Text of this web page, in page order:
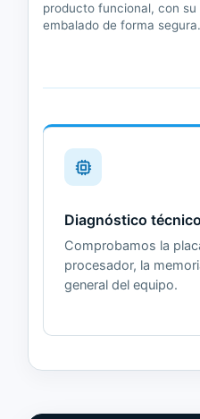
producto funcional, con
embalado de forma segura.
Diagnóstico técnico
Comprobamos la
procesador, la
general del equipo.